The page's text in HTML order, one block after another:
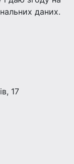
даних.
17